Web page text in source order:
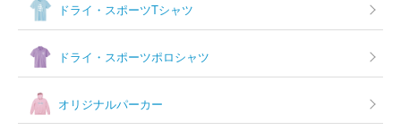
ドライ・スポーツTシャツ
ドライ・スポーツポロシャツ
オリジナルパーカー